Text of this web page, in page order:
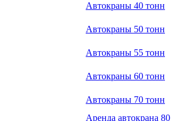
Автокраны 40 тонн
Автокраны 50 тонн
Автокраны 55 тонн
Автокраны 60 тонн
Автокраны 70 тонн
Аренда автокрана 80